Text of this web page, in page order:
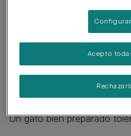
necesario para mantenerse
importante no es solo el
que haya tenido
Un gato bien preparado
Acepto